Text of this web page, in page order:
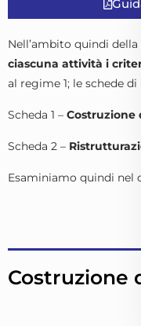
Nell’ambito quindi della
ciascuna attività i
al regime 1; le schede
Scheda 1 – Costruzione
Scheda 2 –
Esaminiamo quindi nel
Costruzione